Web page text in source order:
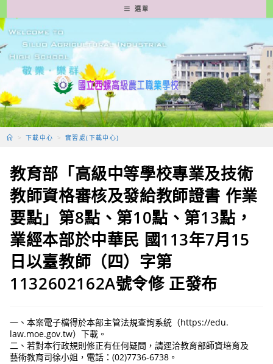
轉
至
要
容
選單
> 下載中心 > 實習處(下載中心)
教育部「高級中等學校專業及技術
教師資格審核及發給教師證書 作業
要點」第8點、第10點、第13點，
業經本部於中華民 國113年7月15
日以臺教師（四）字第
1132602162A號令修 正發布
一、本案電子檔得於本部主管法規查詢系統（https://edu.
law.moe.gov.tw）下載。
二、若對本行政規則修正有任何疑問，請逕洽教育部師資培育及
藝術教育司徐小姐，電話：(02)7736-6738。